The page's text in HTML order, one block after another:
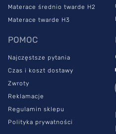
Merceduszyty ze specjalnej
ten jest wolny od substancji
jakość poświadcza Certyfikat
prać w pralce w temperaturze do
Materace średnio twarde H2
Materace twarde H3
POMOC
Najczęstsze pytania
Czas i koszt dostawy
Zwroty
Reklamacje
Regulamin sklepu
Polityka prywatności